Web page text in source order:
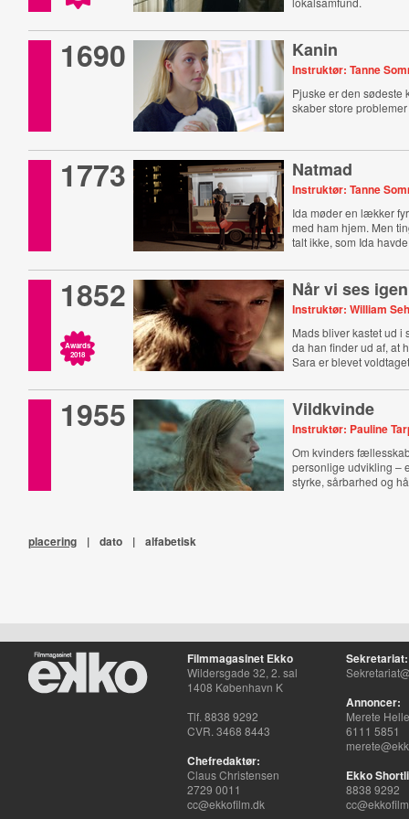
1690 Kanin
Instruktør: Tanne
Pjuske er den sødeste
skaber store
1773 Natmad
Instruktør: Tanne
Ida møder en lækker
med ham hjem. Men
talt ikke, som Ida
1852
Awards
2018
Når vi ses igen
Instruktør: William
Mads bliver kastet ud i
da han finder ud af, at
Sara er blevet
1955 Vildkvinde
Instruktør: Pauline
Om kvinders
personlige udvikling –
styrke, sårbarhed og
placering | dato | alfabetisk
Filmmagasinet Ekko
Wildersgade 32, 2. sal
1408 København K
Tlf. 8838 9292
CVR. 3468 8443
Chefredaktør:
Claus Christensen
2729 0011
cc@ekkofilm.dk
Sekretariat:
Annoncer:
Merete
6111 5851
Ekko
8838 9292